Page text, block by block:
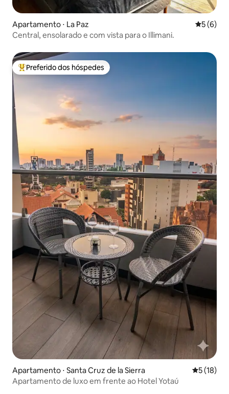
Apartamento ⋅ La Paz 5 de
5 (6)
Central, ensolarado e com vista para o Illimani.
Entre os melhores preferidos dos hóspedes
Preferido dos hóspedes
Apartamento ⋅ Santa Cruz de la Sierra 5 de uma
5 (18)
Apartamento de luxo em frente ao Hotel Yotaú